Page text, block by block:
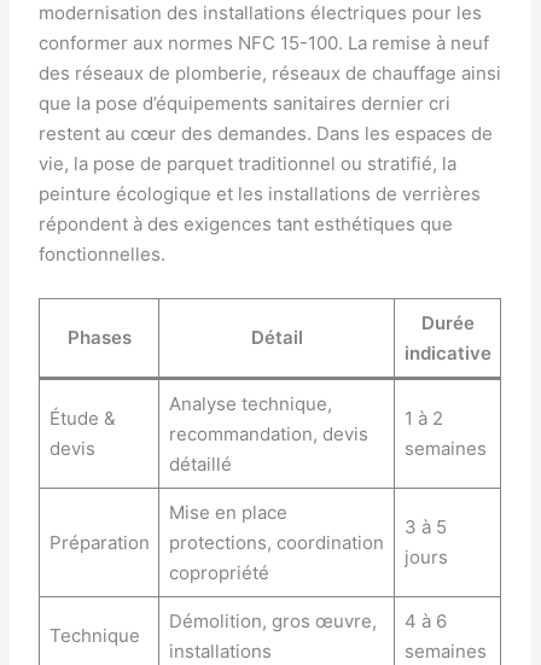
modernisation des installations électriques pour les
conformer aux normes NFC 15-100. La remise à neuf
des réseaux de plomberie, réseaux de chauffage ainsi
que la pose d’équipements sanitaires dernier cri
restent au cœur des demandes. Dans les espaces de
vie, la pose de parquet traditionnel ou stratifié, la
peinture écologique et les installations de verrières
répondent à des exigences tant esthétiques que
fonctionnelles.
Phases Détail
Durée
indicative
Étude &
devis
Analyse technique,
recommandation, devis
détaillé
1 à 2
semaines
Préparation
Mise en place
protections, coordination
copropriété
3 à 5
jours
Technique
Démolition, gros œuvre,
installations
4 à 6
semaines